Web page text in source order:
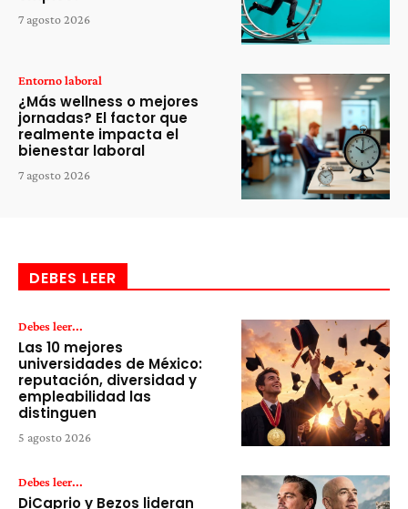
7 agosto 2026
Entorno laboral
¿Más wellness o mejores
jornadas? El factor que
realmente impacta el
bienestar laboral
7 agosto 2026
DEBES LEER
Debes leer...
Las 10 mejores
universidades de México:
reputación, diversidad y
empleabilidad las
distinguen
5 agosto 2026
Debes leer...
DiCaprio y Bezos lideran